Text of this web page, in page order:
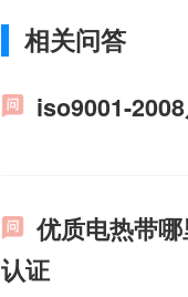
相关问答
iso9001-
优质电热带
认证